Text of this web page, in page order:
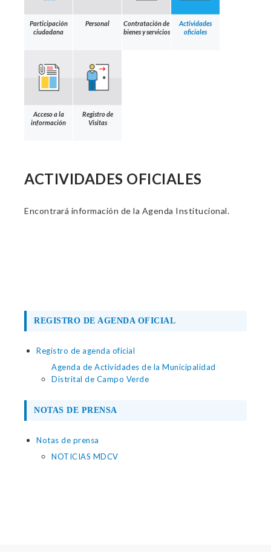
Participación
ciudadana
Personal
Contratación de
bienes y servicios
Actividades
oficiales
Acceso a la
información
Registro de
Visitas
ACTIVIDADES OFICIALES
Encontrará información de la Agenda Institucional.
REGISTRO DE AGENDA OFICIAL
Registro de agenda oficial
Agenda de Actividades de la Municipalidad
Distrital de Campo Verde
NOTAS DE PRENSA
Notas de prensa
NOTICIAS MDCV